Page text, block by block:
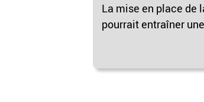
La mise en place de
pourrait entraîner